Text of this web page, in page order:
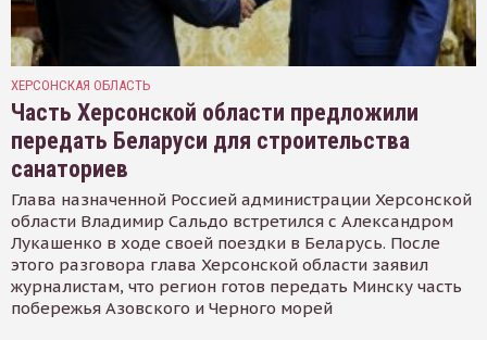
ХЕРСОНСКАЯ ОБЛАСТЬ
Часть Херсонской области предложили
передать Беларуси для строительства
санаториев
Глава назначенной Россией администрации Херсонской
области Владимир Сальдо встретился с Александром
Лукашенко в ходе своей поездки в Беларусь. После
этого разговора глава Херсонской области заявил
журналистам, что регион готов передать Минску часть
побережья Азовского и Черного морей